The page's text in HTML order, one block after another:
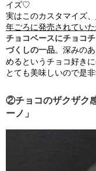
イズ♡
実はこのカスタマイズ、
年ごろに発売されてい
チョコベースにチョコ
づくしの一品。深みの
めるというチョコ好き
とても美味しいので是
②チョコのザクザク
ーノ」